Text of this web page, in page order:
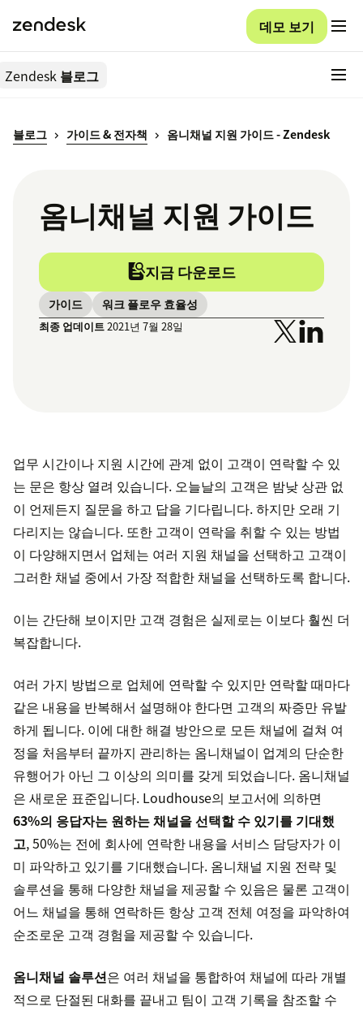
데모 보기
Zendesk 블로그
블로그 가이드 & 전자책 옴니채널 지원 가이드 - Zendesk
옴니채널 지원 가이드
지금 다운로드
가이드 워크 플로우 효율성
최종 업데이트2021년 7월 28일
업무 시간이나 지원 시간에 관계 없이 고객이 연락할 수 있
는 문은 항상 열려 있습니다. 오늘날의 고객은 밤낮 상관 없
이 언제든지 질문을 하고 답을 기다립니다. 하지만 오래 기
다리지는 않습니다. 또한 고객이 연락을 취할 수 있는 방법
이 다양해지면서 업체는 여러 지원 채널을 선택하고 고객이
그러한 채널 중에서 가장 적합한 채널을 선택하도록 합니다.
이는 간단해 보이지만 고객 경험은 실제로는 이보다 훨씬 더
복잡합니다.
여러 가지 방법으로 업체에 연락할 수 있지만 연락할 때마다
같은 내용을 반복해서 설명해야 한다면 고객의 짜증만 유발
하게 됩니다. 이에 대한 해결 방안으로 모든 채널에 걸쳐 여
정을 처음부터 끝까지 관리하는 옴니채널이 업계의 단순한
유행어가 아닌 그 이상의 의미를 갖게 되었습니다. 옴니채널
은 새로운 표준입니다. Loudhouse의 보고서에 의하면
63%의 응답자는 원하는 채널을 선택할 수 있기를 기대했
고, 50%는 전에 회사에 연락한 내용을 서비스 담당자가 이
미 파악하고 있기를 기대했습니다. 옴니채널 지원 전략 및
솔루션을 통해 다양한 채널을 제공할 수 있음은 물론 고객이
어느 채널을 통해 연락하든 항상 고객 전체 여정을 파악하여
순조로운 고객 경험을 제공할 수 있습니다.
옴니채널 솔루션은 여러 채널을 통합하여 채널에 따라 개별
적으로 단절된 대화를 끝내고 팀이 고객 기록을 참조할 수